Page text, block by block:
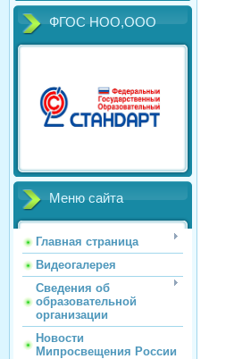
ФГОС НОО,ООО
Меню сайта
Главная страница
Видеогалерея
Сведения об
образовательной
организации
Новости
Мипросвещения России